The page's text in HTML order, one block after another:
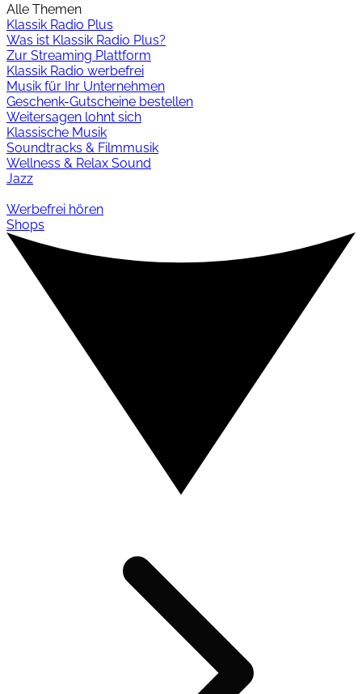
Alle Themen
Klassik Radio Plus
Was ist Klassik Radio Plus?
Zur Streaming Plattform
Klassik Radio werbefrei
Musik für Ihr Unternehmen
Geschenk-Gutscheine bestellen
Weitersagen lohnt sich
Klassische Musik
Soundtracks & Filmmusik
Wellness & Relax Sound
Jazz
Werbefrei hören
Shops